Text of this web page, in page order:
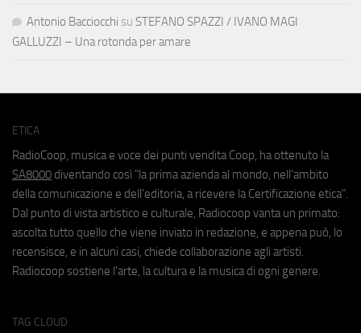
Antonio Bacciocchi su STEFANO SPAZZI / IVANO MAGI
GALLUZZI – Una rotonda per amare
ETICA
RadioCoop, musica e voce dei punti vendita Coop, ha ottenuto la
SA8000 diventando così "la prima azienda al mondo, nell'ambito
della comunicazione e dell'editoria, a ricevere la Certificazione etica".
Dal punto di vista artistico e culturale, Radiocoop vanta un primato:
ascolta tutto quello che viene inviato in redazione, e appena può, lo
recensisce, e in alcuni casi, chiede collaborazione agli artisti.
Radiocoop sostiene l'arte, la cultura e la musica di ogni genere.
TAG CLOUD